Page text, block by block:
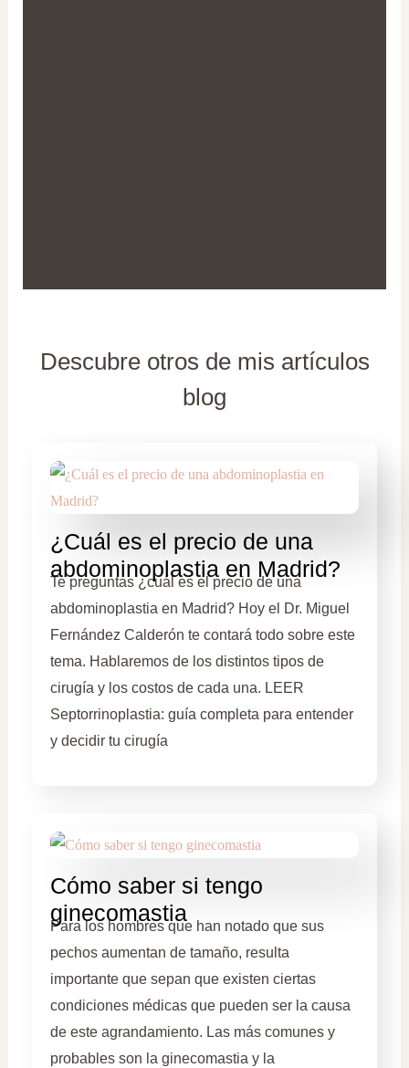
Descubre otros de mis artículos
blog
¿Cuál es el precio de una
abdominoplastia en Madrid?
Te preguntas ¿cuál es el precio de una
abdominoplastia en Madrid? Hoy el Dr. Miguel
Fernández Calderón te contará todo sobre este
tema. Hablaremos de los distintos tipos de
cirugía y los costos de cada una. LEER
Septorrinoplastia: guía completa para entender
y decidir tu cirugía
Cómo saber si tengo
ginecomastia
Para los hombres que han notado que sus
pechos aumentan de tamaño, resulta
importante que sepan que existen ciertas
condiciones médicas que pueden ser la causa
de este agrandamiento. Las más comunes y
probables son la ginecomastia y la